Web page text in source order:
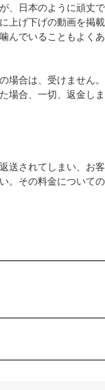
、日本のように頑丈で
上げ下げの動画を掲載
んでいることもよくあ
場合は、受けません。
場合、一切、返金しま
送されてしまい、お客
。その料金についての